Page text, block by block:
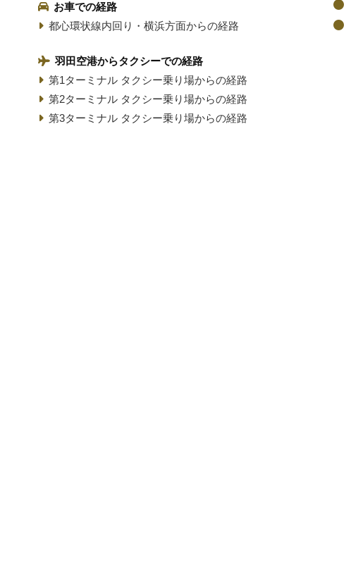
お車での経路
都心環状線内回り・横浜方面からの経路
羽田空港からタクシーでの経路
第1ターミナル タクシー乗り場からの経路
第2ターミナル タクシー乗り場からの経路
第3ターミナル タクシー乗り場からの経路